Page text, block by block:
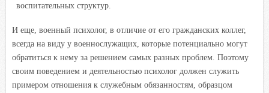
воспитательных структур.
И еще, военный психолог, в отличие от его гражданских коллег,
всегда на виду у военнослужащих, которые потенциально могут
обратиться к нему за решением самых разных проблем. Поэтому
своим поведением и деятельностью психолог должен служить
примером отношения к служебным обязанностям, образцом